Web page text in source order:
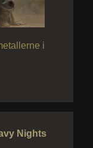
i
Nights